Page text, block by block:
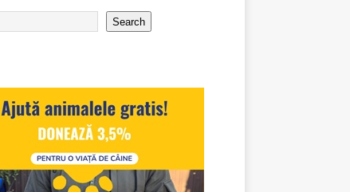
Search